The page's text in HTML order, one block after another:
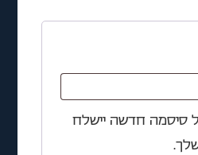
סיסמה חדשה יישלח